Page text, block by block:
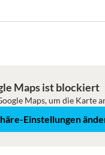
Maps ist blockiert
Maps, um die Karte
Einstellungen